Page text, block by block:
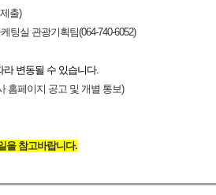
출)
팅실 관광기획팀(064-740-6052)
라 변동될 수 있습니다.
홈페이지 공고 및 개별 통보)
을 참고바랍니다.